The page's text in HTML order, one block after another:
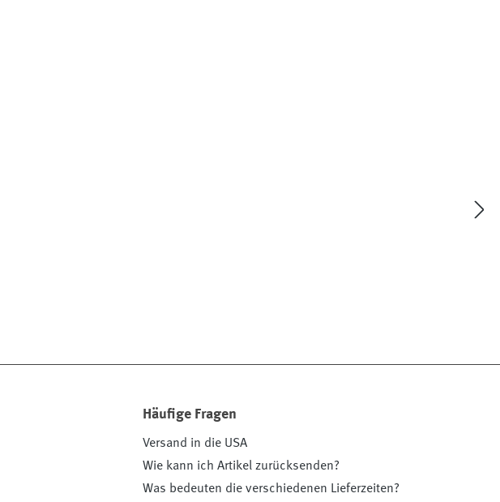
Häufige Fragen
Versand in die USA
Wie kann ich Artikel zurücksenden?
Was bedeuten die verschiedenen Lieferzeiten?